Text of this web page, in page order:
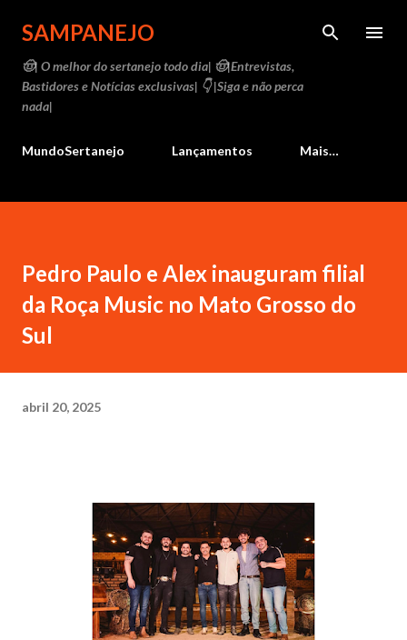
Pular para o conteúdo principal
SAMPANEJO
🤠| O melhor do sertanejo todo dia| 🤠|Entrevistas,
Bastidores e Notícias exclusivas| 👇 |Siga e não perca
nada|
MundoSertanejo Lançamentos Mais…
Pedro Paulo e Alex inauguram filial
da Roça Music no Mato Grosso do
Sul
abril 20, 2025